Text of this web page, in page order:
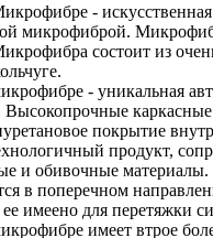
-
микрофиброй.
состоит из
- уникальная
покрытие
продукт,
и обивочные материалы.
в поперечном
ее имеено для перетяжки
имеет втрое